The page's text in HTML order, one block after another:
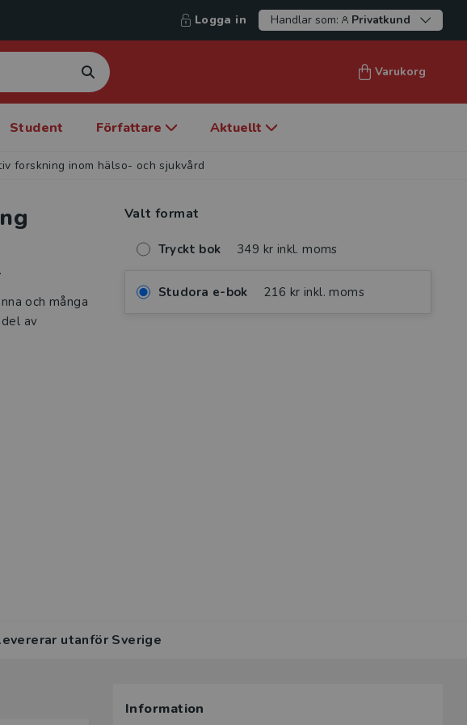
Logga in Handlar som: Privatkund
Varukorg
Student Författare Aktuellt
forskning inom hälso- och sjukvård
och många
av
Valt format
Tryckt bok 349 kr inkl. moms
Studora e-bok 216 kr inkl. moms
utanför Sverige
Information